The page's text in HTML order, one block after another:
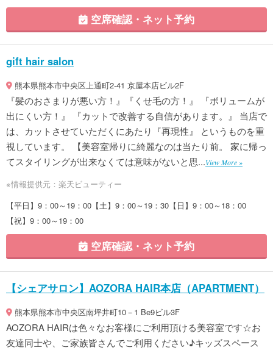
空席確認・ネット予約
gift hair salon
熊本県熊本市中央区上通町2-41 京屋本店ビル2F
『髪のおさまりが悪い方！』『くせ毛の方！』 『ボリュームが
出にくい方！』 『カットで改善する自信があります。』 当店で
は、カットさせていただくにあたり『再現性』 というものを重
視しています。 【美容室帰りに綺麗なのは当たり前。 家に帰っ
てスタイリングが出来なくては意味がないと思...View More »
※情報提供元：楽天ビューティー
【平日】9：00～19：00【土】9：00～19：30【日】9：00～18：00
【祝】9：00～19：00
空席確認・ネット予約
【シェアサロン】AOZORA HAIR本店（APARTMENT）
熊本県熊本市中央区南坪井町10－1 Be9ビル3F
AOZORA HAIRは色々なお客様にご利用頂ける美容室です☆お
友達同士や、ご家族皆さんでご利用ください♪キッズスペース